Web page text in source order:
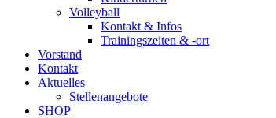
Volleyball
Kontakt & Infos
Trainingszeiten & -ort
Vorstand
Kontakt
Aktuelles
Stellenangebote
SHOP